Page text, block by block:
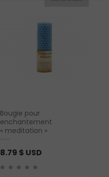
Bougie pour
enchantement
« meditation »
8.79 $ USD